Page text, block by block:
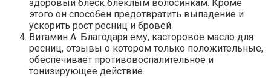
здоровый блеск блеклым волосинкам. Кроме
этого он способен предотвратить выпадение и
ускорить рост ресниц и бровей.
Витамин А. Благодаря ему, касторовое масло для
ресниц, отзывы о котором только положительные,
обеспечивает противовоспалительное и
тонизирующее действие.